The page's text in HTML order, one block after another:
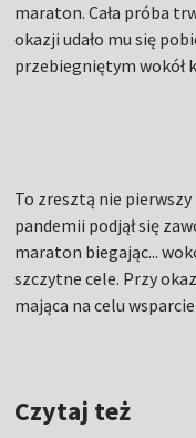
maraton. Cała próba
okazji udało mu się
przebiegniętym wokół
To zresztą nie
pandemii podjął się
maraton biegając...
szczytne cele. Przy
mająca na celu
Czytaj też